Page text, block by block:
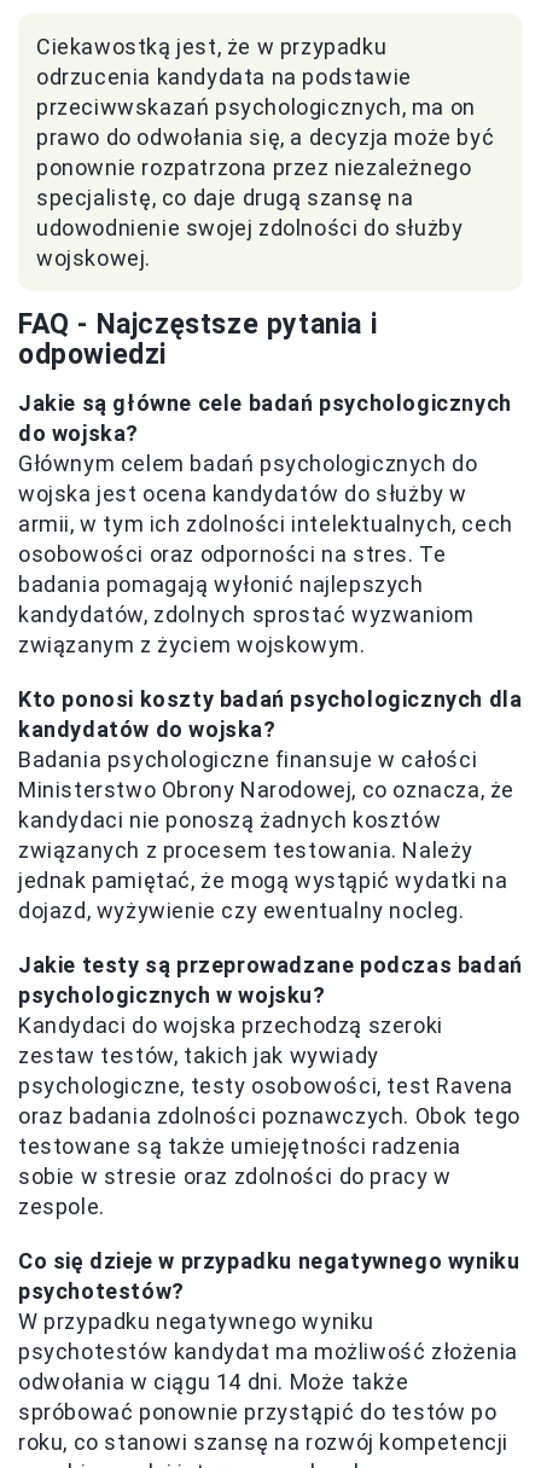
Ciekawostką jest, że w przypadku
odrzucenia kandydata na podstawie
przeciwwskazań psychologicznych, ma on
prawo do odwołania się, a decyzja może być
ponownie rozpatrzona przez niezależnego
specjalistę, co daje drugą szansę na
udowodnienie swojej zdolności do służby
wojskowej.
FAQ - Najczęstsze pytania i
odpowiedzi
Jakie są główne cele badań psychologicznych
do wojska?
Głównym celem badań psychologicznych do
wojska jest ocena kandydatów do służby w
armii, w tym ich zdolności intelektualnych, cech
osobowości oraz odporności na stres. Te
badania pomagają wyłonić najlepszych
kandydatów, zdolnych sprostać wyzwaniom
związanym z życiem wojskowym.
Kto ponosi koszty badań psychologicznych dla
kandydatów do wojska?
Badania psychologiczne finansuje w całości
Ministerstwo Obrony Narodowej, co oznacza, że
kandydaci nie ponoszą żadnych kosztów
związanych z procesem testowania. Należy
jednak pamiętać, że mogą wystąpić wydatki na
dojazd, wyżywienie czy ewentualny nocleg.
Jakie testy są przeprowadzane podczas badań
psychologicznych w wojsku?
Kandydaci do wojska przechodzą szeroki
zestaw testów, takich jak wywiady
psychologiczne, testy osobowości, test Ravena
oraz badania zdolności poznawczych. Obok tego
testowane są także umiejętności radzenia
sobie w stresie oraz zdolności do pracy w
zespole.
Co się dzieje w przypadku negatywnego wyniku
psychotestów?
W przypadku negatywnego wyniku
psychotestów kandydat ma możliwość złożenia
odwołania w ciągu 14 dni. Może także
spróbować ponownie przystąpić do testów po
roku, co stanowi szansę na rozwój kompetencji